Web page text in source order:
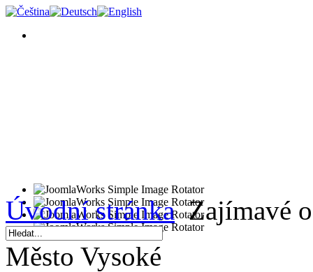
Úvodní stránka Zajímavé
Město Vysoké